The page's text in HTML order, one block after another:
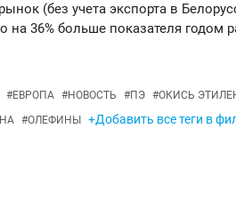
(без учета экспорта в
на 36% больше показателя годом
#ЕВРОПА #НОВОСТЬ #ПЭ #ОКИСЬ
#ОЛЕФИНЫ +Добавить все теги в